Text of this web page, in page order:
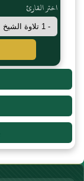
اختر القارئ